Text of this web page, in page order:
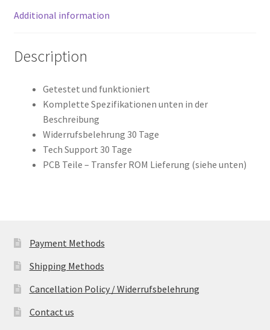
(PCB)
Additional information
Description
Getestet und funktioniert
Komplette Spezifikationen unten in der
Beschreibung
Widerrufsbelehrung 30 Tage
Tech Support 30 Tage
PCB Teile – Transfer ROM Lieferung (siehe unten)
Payment Methods
Shipping Methods
Cancellation Policy / Widerrufsbelehrung
Contact us